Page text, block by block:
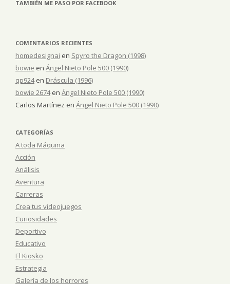
TAMBIÉN ME PASO POR FACEBOOK
COMENTARIOS RECIENTES
homedesignai en Spyro the Dragon (1998)
bowie en Ángel Nieto Pole 500 (1990)
qp924en Dráscula (1996)
bowie 2674en Ángel Nieto Pole 500 (1990)
Carlos Martínez en Ángel Nieto Pole 500 (1990)
CATEGORÍAS
A toda Máquina
Acción
Análisis
Aventura
Carreras
Crea tus videojuegos
Curiosidades
Deportivo
Educativo
El Kiosko
Estrategia
Galería de los horrores